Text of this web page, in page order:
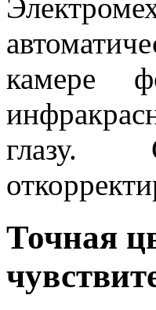
камере
глазу.
Точная